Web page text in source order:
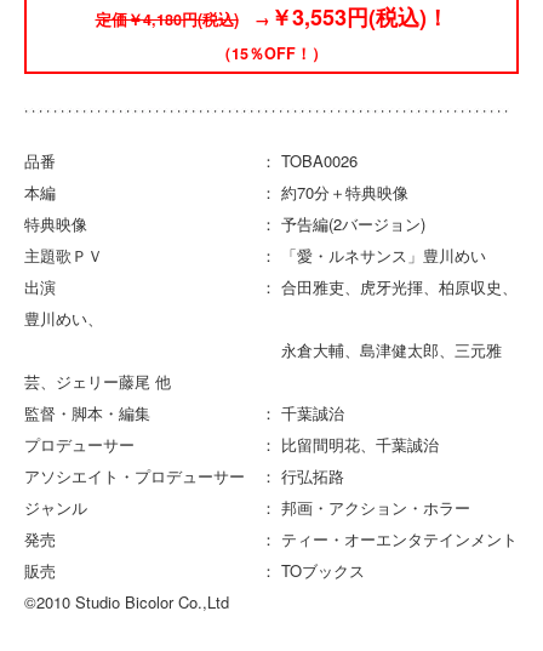
定価￥4,180円(税込)→ ￥3,553円(税込)！
（15％OFF！）
品番 ： TOBA0026
本編 ： 約70分＋特典映像
特典映像 ： 予告編(2バージョン)
主題歌ＰＶ ： 「愛・ルネサンス」豊川めい
出演 ： 合田雅吏、虎牙光揮、柏原収史、
豊川めい、
永倉大輔、島津健太郎、三元雅
芸、ジェリー藤尾 他
監督・脚本・編集 ： 千葉誠治
プロデューサー ： 比留間明花、千葉誠治
アソシエイト・プロデューサー ： 行弘拓路
ジャンル ： 邦画・アクション・ホラー
発売 ： ティー・オーエンタテインメント
販売 ： TOブックス
©2010 Studio Bicolor Co.,Ltd